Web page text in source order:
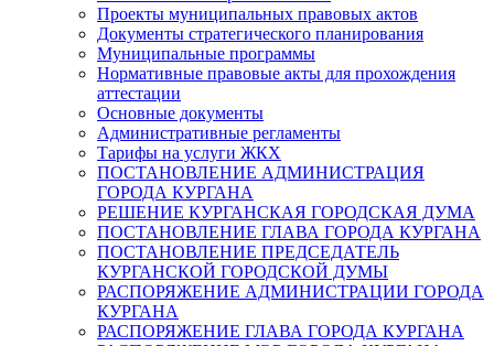
Проекты муниципальных правовых актов
Документы стратегического планирования
Муниципальные программы
Нормативные правовые акты для прохождения
аттестации
Основные документы
Административные регламенты
Тарифы на услуги ЖКХ
ПОСТАНОВЛЕНИЕ АДМИНИСТРАЦИЯ
ГОРОДА КУРГАНА
РЕШЕНИЕ КУРГАНСКАЯ ГОРОДСКАЯ ДУМА
ПОСТАНОВЛЕНИЕ ГЛАВА ГОРОДА КУРГАНА
ПОСТАНОВЛЕНИЕ ПРЕДСЕДАТЕЛЬ
КУРГАНСКОЙ ГОРОДСКОЙ ДУМЫ
РАСПОРЯЖЕНИЕ АДМИНИСТРАЦИИ ГОРОДА
КУРГАНА
РАСПОРЯЖЕНИЕ ГЛАВА ГОРОДА КУРГАНА